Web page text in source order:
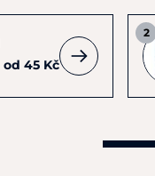
od 45 Kč